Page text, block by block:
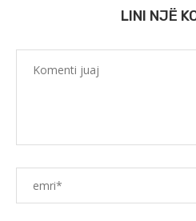
LINI NJË